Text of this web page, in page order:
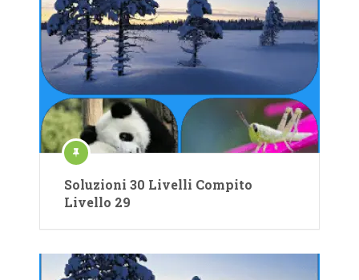
Soluzioni 30 Livelli Compito
Livello 29